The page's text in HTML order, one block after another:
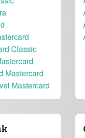
Classic
Mastercard
Mastercard